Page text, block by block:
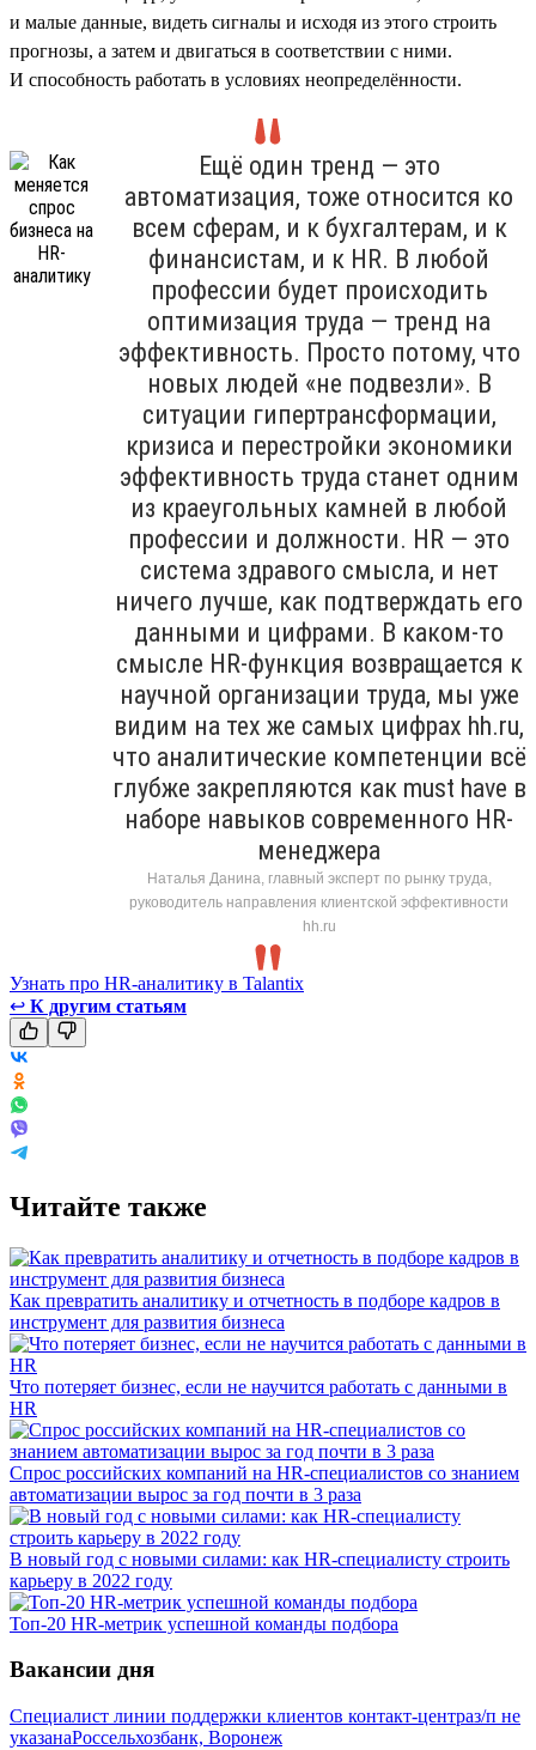
и малые данные, видеть сигналы и исходя из этого строить
прогнозы, а затем и двигаться в соответствии с ними.
И способность работать в условиях неопределённости.
Ещё один тренд — это
автоматизация, тоже относится ко
всем сферам, и к бухгалтерам, и к
финансистам, и к HR. В любой
профессии будет происходить
оптимизация труда — тренд на
эффективность. Просто потому, что
новых людей «не подвезли». В
ситуации гипертрансформации,
кризиса и перестройки экономики
эффективность труда станет одним
из краеугольных камней в любой
профессии и должности. HR — это
система здравого смысла, и нет
ничего лучше, как подтверждать его
данными и цифрами. В каком-то
смысле HR-функция возвращается к
научной организации труда, мы уже
видим на тех же самых цифрах hh.ru,
что аналитические компетенции всё
глубже закрепляются как must have в
наборе навыков современного HR-
менеджера
Наталья Данина, главный эксперт по рынку труда,
руководитель направления клиентской эффективности
hh.ru
Узнать про HR-аналитику в Talantix
↩ К другим статьям
Читайте также
Как превратить аналитику и отчетность в подборе кадров в
инструмент для развития бизнеса
Что потеряет бизнес, если не научится работать с данными в
HR
Спрос российских компаний на HR-специалистов со знанием
автоматизации вырос за год почти в 3 раза
В новый год с новыми силами: как HR-специалисту строить
карьеру в 2022 году
Топ-20 HR-метрик успешной команды подбора
Вакансии дня
Специалист линии поддержки клиентов контакт-центраз/п не
указанаРоссельхозбанк, Воронеж